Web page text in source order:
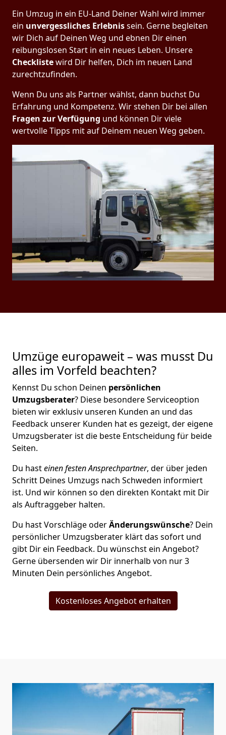
Ein Umzug in ein EU-Land Deiner Wahl wird immer
ein unvergessliches Erlebnissein. Gerne begleiten
wir Dich auf Deinen Weg und ebnen Dir einen
reibungslosen Start in ein neues Leben. Unsere
Checklistewird Dir helfen, Dich im neuen Land
zurechtzufinden.
Wenn Du uns als Partner wählst, dann buchst Du
Erfahrung und Kompetenz. Wir stehen Dir bei allen
Fragen zur Verfügung und können Dir viele
wertvolle Tipps mit auf Deinem neuen Weg geben.
Umzüge europaweit – was musst Du
alles im Vorfeld beachten?
Kennst Du schon Deinen persönlichen
Umzugsberater? Diese besondere Serviceoption
bieten wir exklusiv unseren Kunden an und das
Feedback unserer Kunden hat es gezeigt, der eigene
Umzugsberater ist die beste Entscheidung für beide
Seiten.
Du hasteinen festen Ansprechpartner, der über jeden
Schritt Deines Umzugs nach Schweden informiert
ist. Und wir können so den direkten Kontakt mit Dir
als Auftraggeber halten.
Du hast Vorschläge oderÄnderungswünsche? Dein
persönlicher Umzugsberater klärt das sofort und
gibt Dir ein Feedback. Du wünschst ein Angebot?
Gerne übersenden wir Dir innerhalb von nur3
Minuten Dein persönliches Angebot.
Kostenloses Angebot erhalten